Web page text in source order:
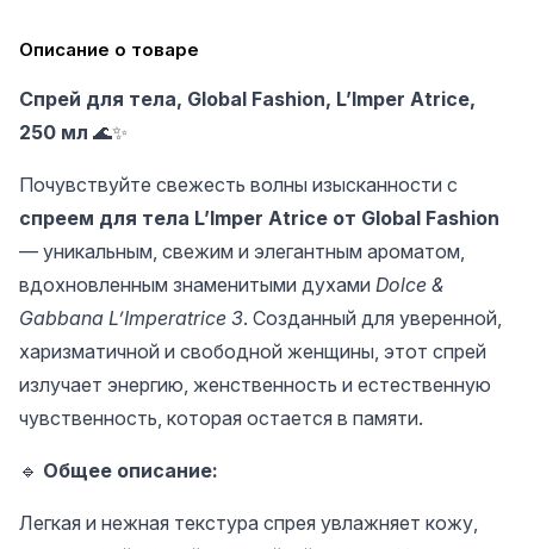
Описание о товаре
Спрей для тела, Global Fashion, L’Imper Atrice,
250 мл 🌊✨
Почувствуйте свежесть волны изысканности с
спреем для тела L’Imper Atrice от Global Fashion
— уникальным, свежим и элегантным ароматом,
вдохновленным знаменитыми духами Dolce &
Gabbana L’Imperatrice 3. Созданный для уверенной,
харизматичной и свободной женщины, этот спрей
излучает энергию, женственность и естественную
чувственность, которая остается в памяти.
🔹 Общее описание:
Легкая и нежная текстура спрея увлажняет кожу,